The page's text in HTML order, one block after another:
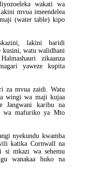
wakati wa
mvua imeendelea
(water table) kipo
lakini baridi
kusini, watu walidhani
zikaanza
yaweze kupita
za mvua zaidi. Watu
wingi wa maji kujaa
Jangwani karibu na
wa mafuriko ya Mto
nyekundu kwamba
katika Cornwall na
si mkazi wa sehemu
wanakaa huko na